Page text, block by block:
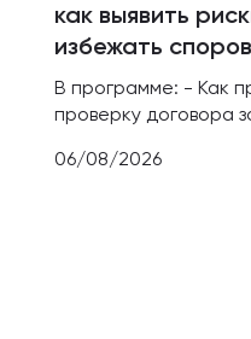
как выявить
избежать
В программе: - Как
проверку договора
06/08/2026